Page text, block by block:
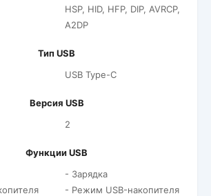
HSP, HID, HFP, DIP, AVRCP,
A2DP
Тип USB
USB Type-C
Версия USB
2
Функции USB
- Зарядка
- Режим USB-накопителя